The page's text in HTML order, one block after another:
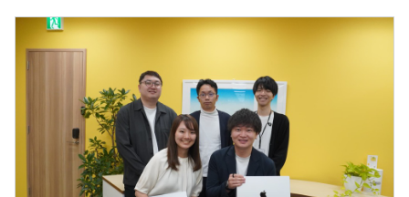
定期的な1on1
書籍購入補助
■月給：34万円〜（固定残業代を含む）
■基本給：約252,000円～
■固定残業代：45時間分、87,300円（超過分は別途支
（※ 想定年収は年収提示額を保証するものではありません）
過去３年間の新卒採用者数・離職者数
前年度 採用者数3人 離職者数0人
2年度前 採用者数9人 離職者数1人
3年度前 採用者数4人 離職者数1人